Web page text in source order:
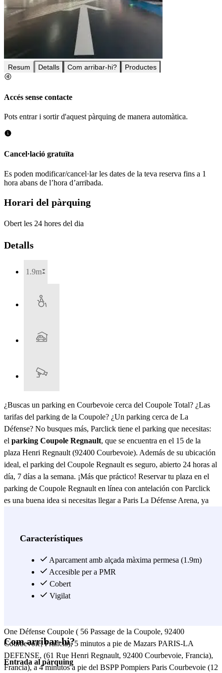
Resum Detalls Com arribar-hi? Productes
Accés sense contacte
Pots entrar i sortir d'aquest pàrquing de manera automàtica.
Cancel·lació gratuïta
Es poden modificar/cancel·lar les dates de la teva reserva fins a 1
hora abans de l’hora d’arribada.
Horari del pàrquing
Obert les 24 hores del dia
Detalls
1.9m
¿Buscas un parking en Courbevoie cerca del Coupole Total? ¿Las
tarifas del parking de la Coupole? ¿Un parking cerca de La
Défense? No busques más, Parclick tiene el parking que necesitas:
el parking Coupole Regnault, que se encuentra en el 15 de la
plaza Henri Regnault (92400 Courbevoie). Además de su ubicación
ideal, el parking del Coupole Regnault es seguro, abierto 24 horas al
día, 7 días a la semana. ¡Más que práctico! Reservar tu plaza en el
parking de Coupole Regnault en línea con antelación con Parclick
es una buena idea si necesitas llegar a Paris La Défense Arena, ya
Grande Arche, al ENSMI - École Nationale Supérieure du
estarás desde el parking del Coupole Regnault a sólo 3 minutos a pie
de la sede del Total Tour Coupole (Tour Coupole La Défense, 2
Place Jean Millier, 92078 París, Francia), a pocos pasos de la
Maison des associations Espace Regnault, la Confederación de
One Défense Coupole ( 56 Passage de la Coupole, 92400
Courbevoie, Francia), 5 minutos a pie de Mazars PARIS-LA
DEFENSE, (61 Rue Henri Regnault, 92400 Courbevoie, Francia),
Francia), a 4 minutos a pie del BSPP Pompiers Paris Courbevoie (12
Característiques
Aparcament amb alçada màxima permesa (1.9m)
Accesible per a PMR
Cobert
Vigilat
Com arribar-hi?
Entrada al pàrquing